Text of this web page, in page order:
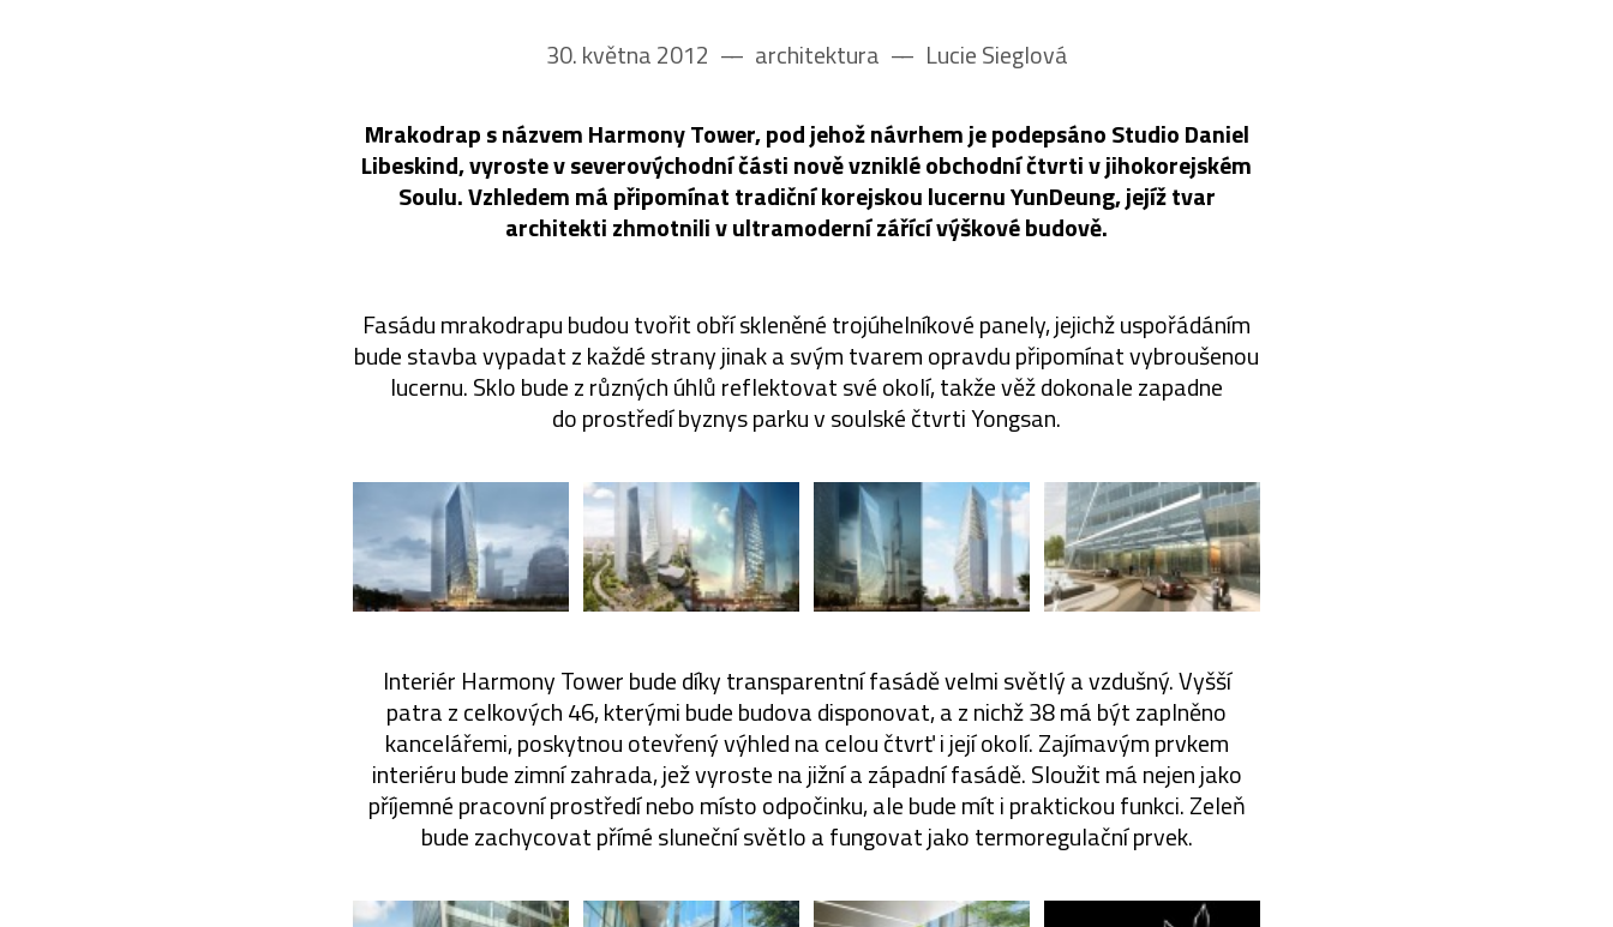
30. května 2012 –– architektura –– Lucie Sieglová
Mrakodrap s názvem Harmony Tower, pod jehož návrhem je podepsáno Studio Daniel
Libeskind, vyroste v severovýchodní části nově vzniklé obchodní čtvrti v jihokorejském
Soulu. Vzhledem má připomínat tradiční korejskou lucernu YunDeung, jejíž tvar
architekti zhmotnili v ultramoderní zářící výškové budově.
Fasádu mrakodrapu budou tvořit obří skleněné trojúhelníkové panely, jejichž uspořádáním
bude stavba vypadat z každé strany jinak a svým tvarem opravdu připomínat vybroušenou
lucernu. Sklo bude z různých úhlů reflektovat své okolí, takže věž dokonale zapadne
do prostředí byznys parku v soulské čtvrti Yongsan.
Interiér Harmony Tower bude díky transparentní fasádě velmi světlý a vzdušný. Vyšší
patra z celkových 46, kterými bude budova disponovat, a z nichž 38 má být zaplněno
kancelářemi, poskytnou otevřený výhled na celou čtvrť i její okolí. Zajímavým prvkem
interiéru bude zimní zahrada, jež vyroste na jižní a západní fasádě. Sloužit má nejen jako
příjemné pracovní prostředí nebo místo odpočinku, ale bude mít i praktickou funkci. Zeleň
bude zachycovat přímé sluneční světlo a fungovat jako termoregulační prvek.